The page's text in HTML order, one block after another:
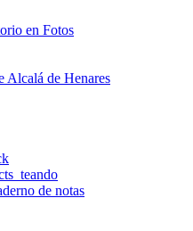
en Fotos
Alcalá de Henares
de notas